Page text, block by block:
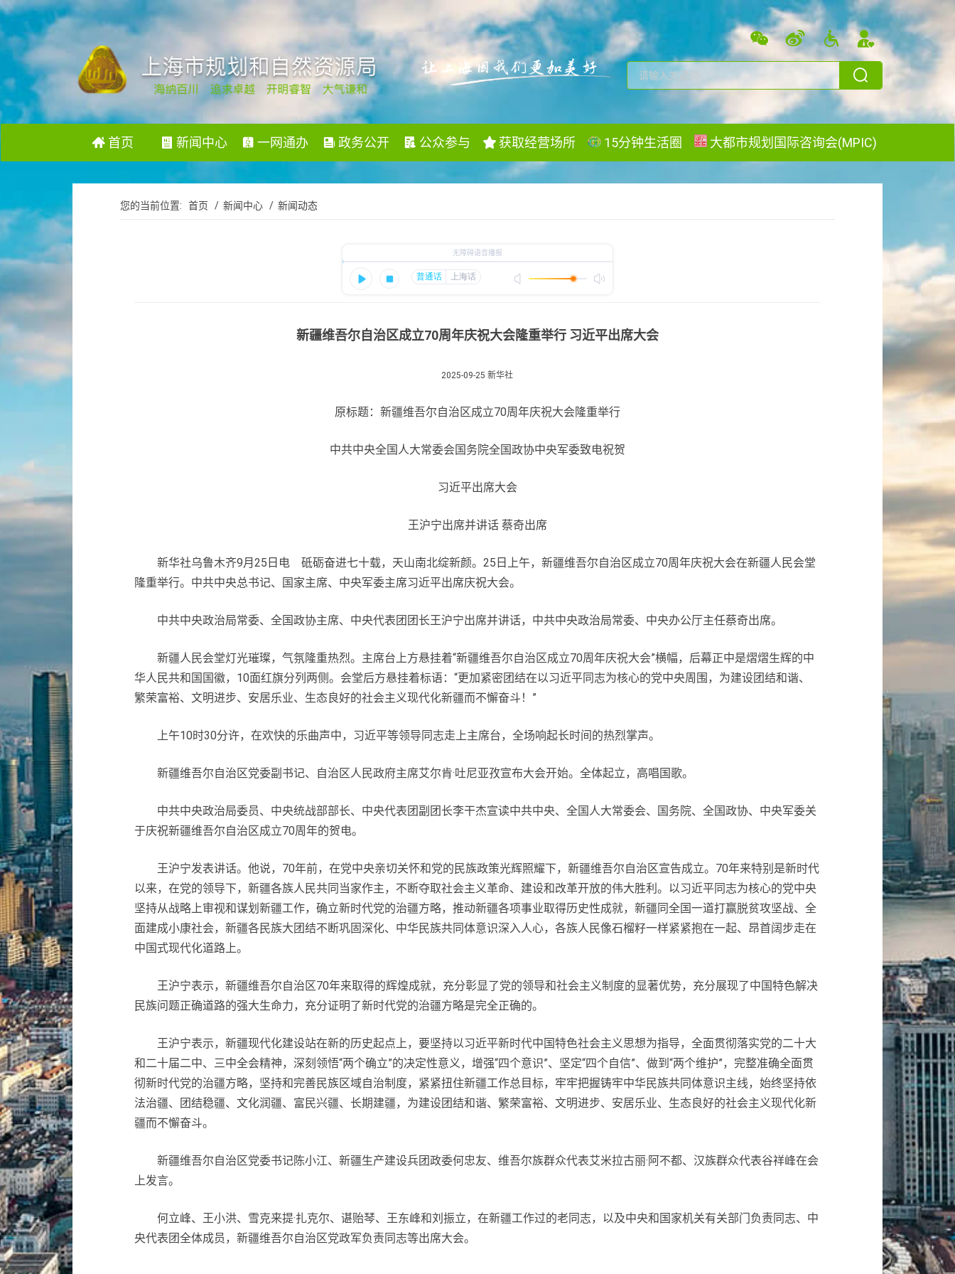
首页 新闻中心 一网通办 政务公开 公众参与 获取经营场所 15分钟生活圈 大都市规划国际咨询会(MPIC)
您的当前位置:首页 / 新闻中心 / 新闻动态
新疆维吾尔自治区成立70周年庆祝大会隆重举行 习近平出席大会
2025-09-25 新华社
原标题：新疆维吾尔自治区成立70周年庆祝大会隆重举行
中共中央全国人大常委会国务院全国政协中央军委致电祝贺
习近平出席大会
王沪宁出席并讲话 蔡奇出席
新华社乌鲁木齐9月25日电 砥砺奋进七十载，天山南北绽新颜。25日上午，新疆维吾尔自治区成立70周年庆祝大会在新疆人民会堂
隆重举行。中共中央总书记、国家主席、中央军委主席习近平出席庆祝大会。
中共中央政治局常委、全国政协主席、中央代表团团长王沪宁出席并讲话，中共中央政治局常委、中央办公厅主任蔡奇出席。
新疆人民会堂灯光璀璨，气氛隆重热烈。主席台上方悬挂着“新疆维吾尔自治区成立70周年庆祝大会”横幅，后幕正中是熠熠生辉的中
华人民共和国国徽，10面红旗分列两侧。会堂后方悬挂着标语：“更加紧密团结在以习近平同志为核心的党中央周围，为建设团结和谐、
繁荣富裕、文明进步、安居乐业、生态良好的社会主义现代化新疆而不懈奋斗！”
上午10时30分许，在欢快的乐曲声中，习近平等领导同志走上主席台，全场响起长时间的热烈掌声。
新疆维吾尔自治区党委副书记、自治区人民政府主席艾尔肯·吐尼亚孜宣布大会开始。全体起立，高唱国歌。
中共中央政治局委员、中央统战部部长、中央代表团副团长李干杰宣读中共中央、全国人大常委会、国务院、全国政协、中央军委关
于庆祝新疆维吾尔自治区成立70周年的贺电。
王沪宁发表讲话。他说，70年前，在党中央亲切关怀和党的民族政策光辉照耀下，新疆维吾尔自治区宣告成立。70年来特别是新时代
以来，在党的领导下，新疆各族人民共同当家作主，不断夺取社会主义革命、建设和改革开放的伟大胜利。以习近平同志为核心的党中央
坚持从战略上审视和谋划新疆工作，确立新时代党的治疆方略，推动新疆各项事业取得历史性成就，新疆同全国一道打赢脱贫攻坚战、全
面建成小康社会，新疆各民族大团结不断巩固深化、中华民族共同体意识深入人心，各族人民像石榴籽一样紧紧抱在一起、昂首阔步走在
中国式现代化道路上。
王沪宁表示，新疆维吾尔自治区70年来取得的辉煌成就，充分彰显了党的领导和社会主义制度的显著优势，充分展现了中国特色解决
民族问题正确道路的强大生命力，充分证明了新时代党的治疆方略是完全正确的。
王沪宁表示，新疆现代化建设站在新的历史起点上，要坚持以习近平新时代中国特色社会主义思想为指导，全面贯彻落实党的二十大
和二十届二中、三中全会精神，深刻领悟“两个确立”的决定性意义，增强“四个意识”、坚定“四个自信”、做到“两个维护”，完整准确全面贯
彻新时代党的治疆方略，坚持和完善民族区域自治制度，紧紧扭住新疆工作总目标，牢牢把握铸牢中华民族共同体意识主线，始终坚持依
法治疆、团结稳疆、文化润疆、富民兴疆、长期建疆，为建设团结和谐、繁荣富裕、文明进步、安居乐业、生态良好的社会主义现代化新
疆而不懈奋斗。
新疆维吾尔自治区党委书记陈小江、新疆生产建设兵团政委何忠友、维吾尔族群众代表艾米拉古丽·阿不都、汉族群众代表谷祥峰在会
上发言。
何立峰、王小洪、雪克来提·扎克尔、谌贻琴、王东峰和刘振立，在新疆工作过的老同志，以及中央和国家机关有关部门负责同志、中
央代表团全体成员，新疆维吾尔自治区党政军负责同志等出席大会。